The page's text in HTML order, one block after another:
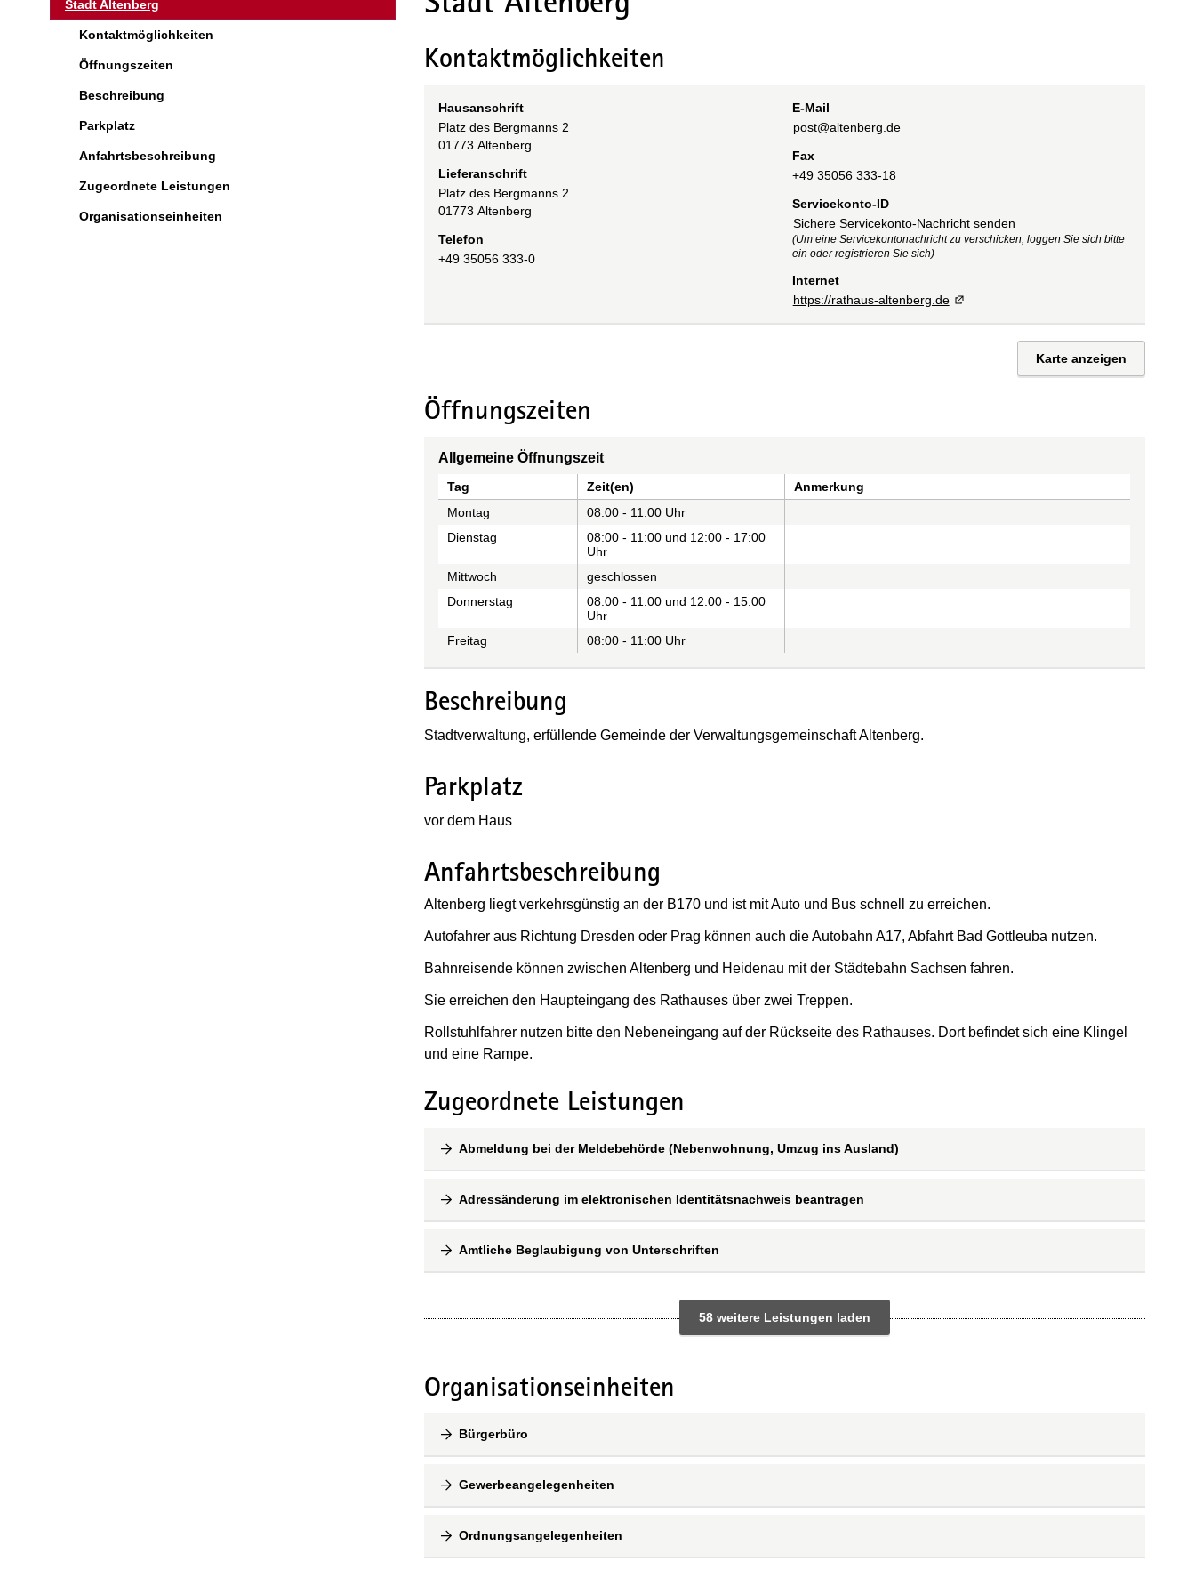
Stadt Altenberg
Kontaktmöglichkeiten
Öffnungszeiten
Beschreibung
Parkplatz
Anfahrtsbeschreibung
Zugeordnete Leistungen
Organisationseinheiten
Kontaktmöglichkeiten
Hausanschrift
Platz des Bergmanns 2
01773 Altenberg
Lieferanschrift
Platz des Bergmanns 2
01773 Altenberg
Telefon
+49 35056 333-0
E-Mail
post@altenberg.de
Fax
+49 35056 333-18
Servicekonto-ID
Sichere Servicekonto-Nachricht senden
(Um eine Servicekontonachricht zu verschicken, loggen Sie sich bitte
ein oder registrieren Sie sich)
Internet
https://rathaus-altenberg.de
Karte anzeigen
Öffnungszeiten
Allgemeine Öffnungszeit
Tag Zeit(en)
Anmerkung
Montag
08:00 - 11:00 Uhr
Dienstag
08:00 - 11:00 und 12:00 - 17:00
Uhr
Mittwoch
geschlossen
Donnerstag
08:00 - 11:00 und 12:00 - 15:00
Uhr
Freitag
08:00 - 11:00 Uhr
Beschreibung
Stadtverwaltung, erfüllende Gemeinde der Verwaltungsgemeinschaft Altenberg.
Parkplatz
vor dem Haus
Anfahrtsbeschreibung
Altenberg liegt verkehrsgünstig an der B170 und ist mit Auto und Bus schnell zu erreichen.
Autofahrer aus Richtung Dresden oder Prag können auch die Autobahn A17, Abfahrt Bad Gottleuba nutzen.
Bahnreisende können zwischen Altenberg und Heidenau mit der Städtebahn Sachsen fahren.
Sie erreichen den Haupteingang des Rathauses über zwei Treppen.
Rollstuhlfahrer nutzen bitte den Nebeneingang auf der Rückseite des Rathauses. Dort befindet sich eine Klingel
und eine Rampe.
Zugeordnete Leistungen
Abmeldung bei der Meldebehörde (Nebenwohnung, Umzug ins Ausland)
Adressänderung im elektronischen Identitätsnachweis beantragen
Amtliche Beglaubigung von Unterschriften
58 weitere Leistungen laden
Organisationseinheiten
Bürgerbüro
Gewerbeangelegenheiten
Ordnungsangelegenheiten